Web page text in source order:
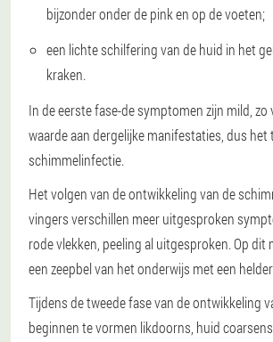
bijzonder onder de pink en op de voeten;
een lichte schilfering van de huid in het
kraken.
In de eerste fase-de symptomen zijn mild, zo
waarde aan dergelijke manifestaties, dus het
schimmelinfectie.
Het volgen van de ontwikkeling van de
vingers verschillen meer uitgesproken
rode vlekken, peeling al uitgesproken. Op dit
een zeepbel van het onderwijs met een
Tijdens de tweede fase van de ontwikkeling
beginnen te vormen likdoorns, huid